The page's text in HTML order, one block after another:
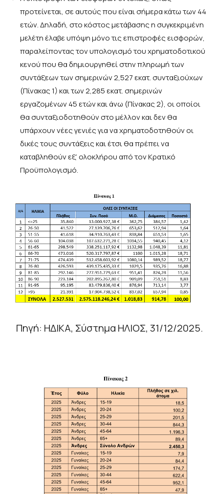
προτείνεται, σε αυτούς που είναι σήμερα κάτω των 44
ετών. Δηλαδή, στο κόστος μετάβασης η συγκεκριμένη
μελέτη έλαβε υπόψη μόνο τις επιστροφές εισφορών,
παραλείποντας τον υπολογισμό του χρηματοδοτικού
κενού που θα δημιουργηθεί στην πληρωμή των
συντάξεων των σημερινών 2,527 εκατ. συνταξιούχων
(Πίνακας 1) και των 2,285 εκατ. σημερινών
εργαζομένων 45 ετών και άνω (Πίνακας 2), οι οποίοι
θα συνταξιοδοτηθούν στο μέλλον και δεν θα
υπάρχουν νέες γενιές για να χρηματοδοτηθούν οι
δικές τους συντάξεις και έτσι θα πρέπει να
καταβληθούν εξ’ ολοκλήρου από τον Κρατικό
Προϋπολογισμό.
Πηγή: ΗΔΙΚΑ, Σύστημα ΗΛΙΟΣ, 31/12/2025.